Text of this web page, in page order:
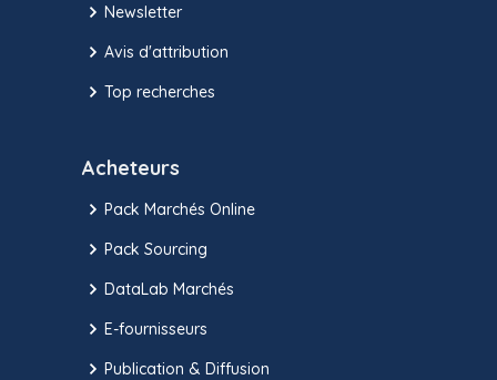
Newsletter
Avis d'attribution
Top recherches
Acheteurs
Pack Marchés Online
Pack Sourcing
DataLab Marchés
E-fournisseurs
Publication & Diffusion